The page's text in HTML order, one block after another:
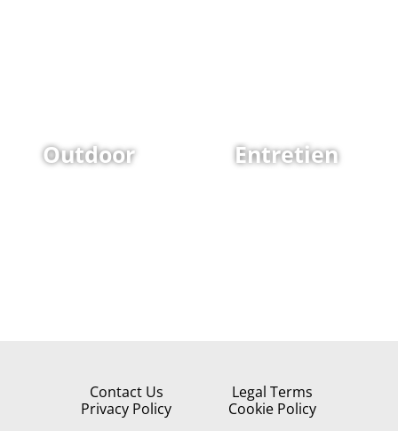
Outdoor Entretien
Contact Us
Legal Terms
Privacy Policy
Cookie Policy